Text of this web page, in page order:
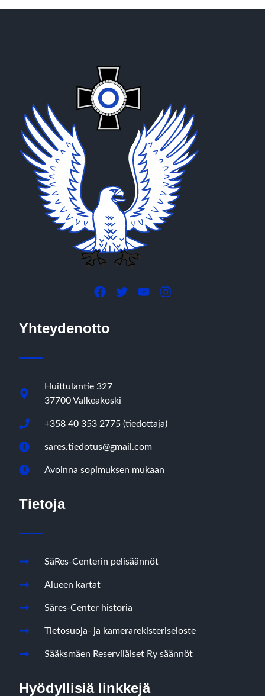
Yhteydenotto
Huittulantie 327
37700 Valkeakoski
+358 40 353 2775 (tiedottaja)
sares.tiedotus@gmail.com
Avoinna sopimuksen mukaan
Tietoja
SäRes-Centerin pelisäännöt
Alueen kartat
Säres-Center historia
Tietosuoja- ja kamerarekisteriseloste
Sääksmäen Reserviläiset Ry säännöt
Hyödyllisiä linkkejä